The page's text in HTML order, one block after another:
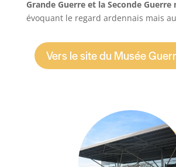
Grande Guerre et la Seconde Guerre
évoquant le regard ardennais mais
Vers le site du Musée